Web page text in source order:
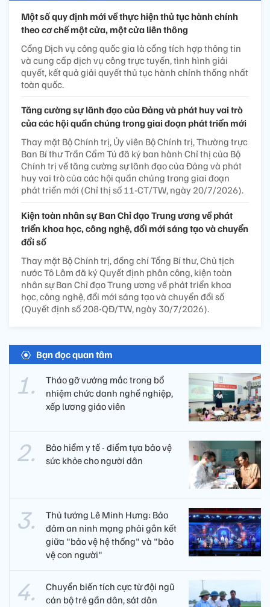
Một số quy định mới về thực hiện thủ tục hành chính
theo cơ chế một cửa, một cửa liên thông
Cổng Dịch vụ công quốc gia là cổng tích hợp thông tin
và cung cấp dịch vụ công trực tuyến, tình hình giải
quyết, kết quả giải quyết thủ tục hành chính thống nhất
toàn quốc.
Tăng cường sự lãnh đạo của Đảng và phát huy vai trò
của các hội quần chúng trong giai đoạn phát triển mới
Thay mặt Bộ Chính trị, Ủy viên Bộ Chính trị, Thường trực
Ban Bí thư Trần Cẩm Tú đã ký ban hành Chỉ thị của Bộ
Chính trị về tăng cường sự lãnh đạo của Đảng và phát
huy vai trò của các hội quần chúng trong giai đoạn
phát triển mới (Chỉ thị số 11-CT/TW, ngày 20/7/2026).
Kiện toàn nhân sự Ban Chỉ đạo Trung ương về phát
triển khoa học, công nghệ, đổi mới sáng tạo và chuyển
đổi số
Thay mặt Bộ Chính trị, đồng chí Tổng Bí thư, Chủ tịch
nước Tô Lâm đã ký Quyết định phân công, kiện toàn
nhân sự Ban Chỉ đạo Trung ương về phát triển khoa
học, công nghệ, đổi mới sáng tạo và chuyển đổi số
(Quyết định số 208-QĐ/TW, ngày 30/7/2026).
Bạn đọc quan tâm
Tháo gỡ vướng mắc trong bổ
nhiệm chức danh nghề nghiệp,
xếp lương giáo viên
Bảo hiểm y tế - điểm tựa bảo vệ
sức khỏe cho người dân
Thủ tướng Lê Minh Hưng: Bảo
đảm an ninh mạng phải gắn kết
giữa "bảo vệ hệ thống" và "bảo
vệ con người"
Chuyển biến tích cực từ đội ngũ
cán bộ trẻ gần dân, sát dân